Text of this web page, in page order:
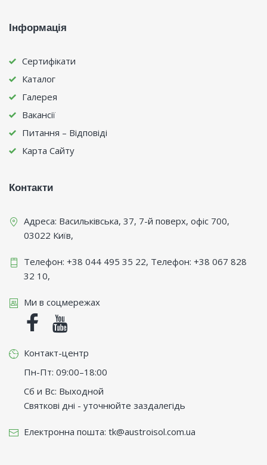
Інформація
Сертифікати
Каталог
Галерея
Вакансії
Питання – Відповіді
Карта Сайту
Контакти
Адреса: Васильківська, 37, 7-й поверх, офіс 700,
03022 Київ,
Телефон: +38 044 495 35 22, Телефон: +38 067 828
32 10,
Ми в соцмережах
Facebook
Контакт-центр
Пн-Пт: 09:00–18:00
Сб и Вс: Выходной
Святкові дні - уточнюйте заздалегідь
Електронна пошта: tk@austroisol.com.ua